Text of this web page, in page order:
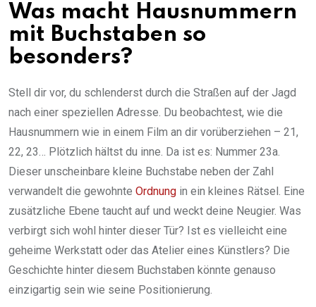
Was macht Hausnummern
mit Buchstaben so
besonders?
Stell dir vor, du schlenderst durch die Straßen auf der Jagd
nach einer speziellen Adresse. Du beobachtest, wie die
Hausnummern wie in einem Film an dir vorüberziehen – 21,
22, 23… Plötzlich hältst du inne. Da ist es: Nummer 23a.
Dieser unscheinbare kleine Buchstabe neben der Zahl
verwandelt die gewohnte Ordnung in ein kleines Rätsel. Eine
zusätzliche Ebene taucht auf und weckt deine Neugier. Was
verbirgt sich wohl hinter dieser Tür? Ist es vielleicht eine
geheime Werkstatt oder das Atelier eines Künstlers? Die
Geschichte hinter diesem Buchstaben könnte genauso
einzigartig sein wie seine Positionierung.